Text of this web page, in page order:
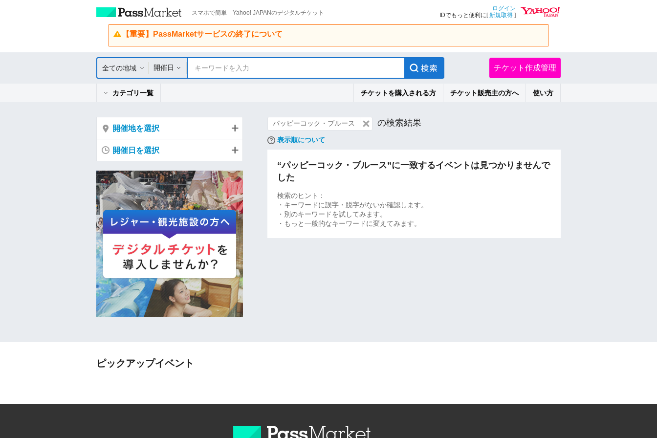
スマホで簡単 Yahoo! JAPANのデジタルチケット
ログイン
IDでもっと便利に[新規取得 ]
【重要】PassMarketサービスの終了について
全ての地域 開催日 キーワードを入力 チケット作成管理
カテゴリ一覧 チケットを購入される方 チケット販売主の方へ 使い方
パッピーコック・ブルース の検索結果
表示順について
“パッピーコック・ブルース”に一致するイベントは見つかりませんで
した
検索のヒント：
・キーワードに誤字・脱字がないか確認します。
・別のキーワードを試してみます。
・もっと一般的なキーワードに変えてみます。
開催地を選択
開催日を選択
ピックアップイベント